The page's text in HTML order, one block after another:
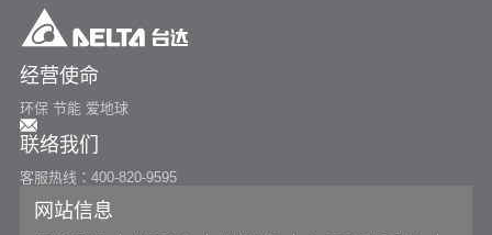
经营使命
环保 节能 爱地球
联络我们
客服热线：400-820-9595
网站信息